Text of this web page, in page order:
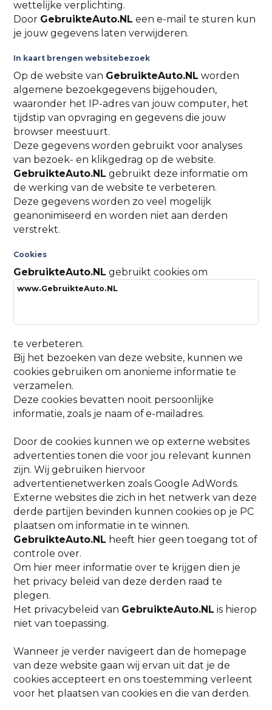
wettelijke verplichting.
Door GebruikteAuto.NL een e-mail te sturen kun
je jouw gegevens laten verwijderen.
In kaart brengen websitebezoek
Op de website van GebruikteAuto.NL worden
algemene bezoekgegevens bijgehouden,
waaronder het IP-adres van jouw computer, het
tijdstip van opvraging en gegevens die jouw
browser meestuurt.
Deze gegevens worden gebruikt voor analyses
van bezoek- en klikgedrag op de website.
GebruikteAuto.NL gebruikt deze informatie om
de werking van de website te verbeteren.
Deze gegevens worden zo veel mogelijk
geanonimiseerd en worden niet aan derden
verstrekt.
Cookies
GebruikteAuto.NL gebruikt cookies om
www.GebruikteAuto.NL
te verbeteren.
Bij het bezoeken van deze website, kunnen we
cookies gebruiken om anonieme informatie te
verzamelen.
Deze cookies bevatten nooit persoonlijke
informatie, zoals je naam of e-mailadres.
Door de cookies kunnen we op externe websites
advertenties tonen die voor jou relevant kunnen
zijn. Wij gebruiken hiervoor
advertentienetwerken zoals Google AdWords.
Externe websites die zich in het netwerk van deze
derde partijen bevinden kunnen cookies op je PC
plaatsen om informatie in te winnen.
GebruikteAuto.NL heeft hier geen toegang tot of
controle over.
Om hier meer informatie over te krijgen dien je
het privacy beleid van deze derden raad te
plegen.
Het privacybeleid van GebruikteAuto.NL is hierop
niet van toepassing.
Wanneer je verder navigeert dan de homepage
van deze website gaan wij ervan uit dat je de
cookies accepteert en ons toestemming verleent
voor het plaatsen van cookies en die van derden.